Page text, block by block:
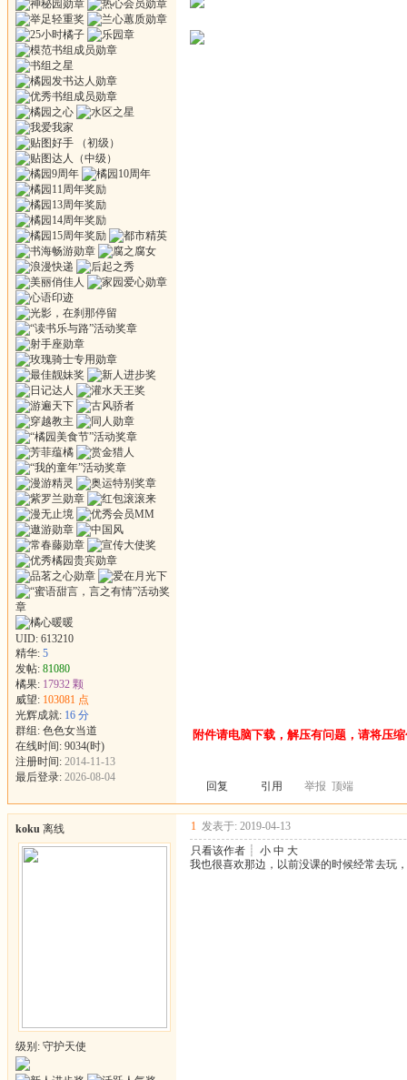
UID: 613210
精华: 5
发帖: 81080
橘果: 17932 颗
威望: 103081 点
光辉成就: 16 分
群组: 色色女当道
在线时间: 9034(时)
注册时间: 2014-11-13
最后登录: 2026-08-04
附件请电脑下载，解压有问题，请将压
回复 引用 举报 顶端
koku 离线
级别: 守护天使
1 发表于: 2019-04-13
只看该作者 ┊ 小 中 大
我也很喜欢那边，以前没课的时候经常去玩